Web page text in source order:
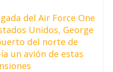
del Air Force One
Unidos, George
del norte de
un avión de estas